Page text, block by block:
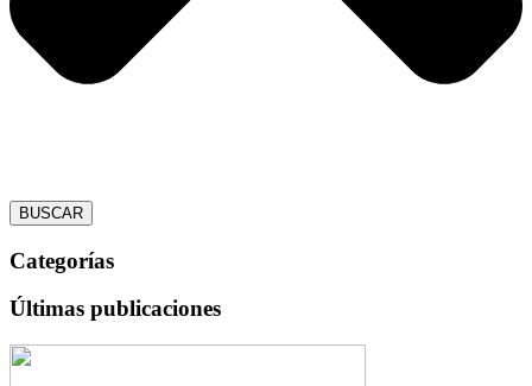
BUSCAR
Categorías
Últimas publicaciones